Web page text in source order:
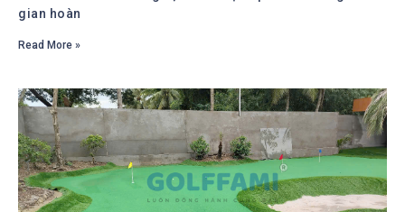
gian hoàn
Read More »